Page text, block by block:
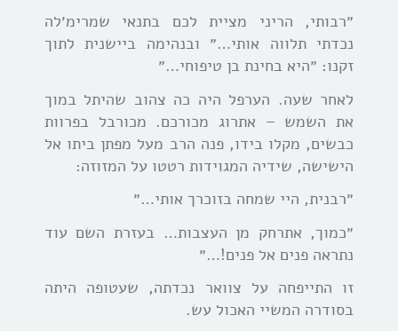
״רבותי, הריני מציית לכם בתנאי שמרימ׳לה
נכדתי תלווה אותי…״ ובנהימה ביישנית לתוך
זקנו: ״היא בחינת בן טיפוחי…״
לאחר שעה. הערפל היה כה צהוב שהיתל במוך
את השמש – אתרוג מכורכם. מכורבל בפרוות
כבשים, מקלו בידו, פנה הרב מעל מפתן ביתו אל
הישישה, שידיה המגוידות רטטו על המזוזה:
״רבנית, היי שמחה בזוכרך אותי…״
״כמוך, אתרחק מן העצבות… בעזרת השם עוד
נתראה פנים אל פנים!…״
זו התייפחה על צוואר נכדתה, שעטופה היתה
בסודרה המשיי האכול עש.